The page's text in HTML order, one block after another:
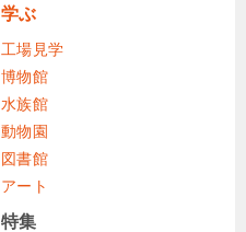
学ぶ
工場見学
博物館
水族館
動物園
図書館
アート
特集